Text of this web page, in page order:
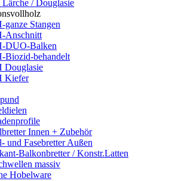
Lärche / Douglasie
Stangen
Anschnitt
DUO-Balken
Biozid-behandelt
Douglasie
Kiefer
Innen + Zubehör
und Fasebretter Außen
Balkonbretter / Konstr.Latten
massiv
Hobelware